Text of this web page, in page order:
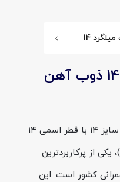
14
مشخصات فنی میلگرد 14 ذوب آهن
میلگرد آجدار ذوب آهن اصفهان A3 سایز 14 با قطر اسمی ۱۴
از پرکاربردترین
کشور است. این